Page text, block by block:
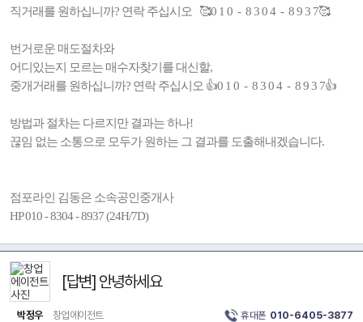
직거래를 원하십니까? 연락 주십시오 🥰0 1 0 - 8 3 0 4 - 8 9 3 7🥰
번거로운 매도절차와
어디있는지 모르는 매수자찾기를 대신할,
중개거래를 원하십니까? 연락 주십시오 👍0 1 0 - 8 3 0 4 - 8 9 3 7👍
방법과 절차는 다르지만 결과는 하나!
끊임 없는 소통으로 모두가 원하는 그 결과를 도출해내겠습니다.
점포라인 김동은 소속공인중개사
HP 010 - 8304 - 8937 (24H/7D)
[답변] 안녕하세요
박정우 창업에이전트 휴대폰 010-6405-3877